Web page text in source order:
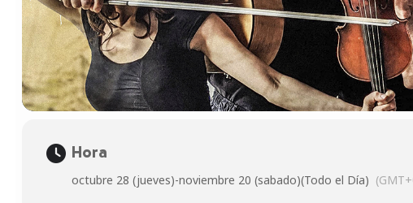
Hora
octubre 28 (jueves)-noviembre 20 (sabado)(Todo el Día)